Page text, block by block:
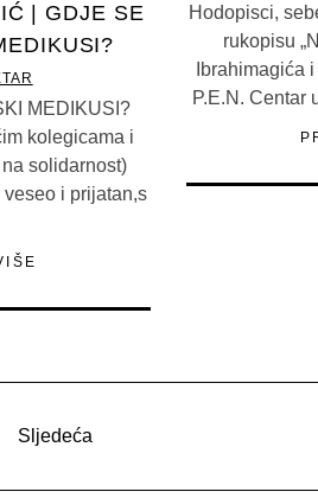
Hodopisci,
rukopisu
Ibrahimagića
P.E.N. Centar
| GDJE SE
MEDIKUSI?
kolegicama i
solidarnost)
i prijatan,s
Sljedeća